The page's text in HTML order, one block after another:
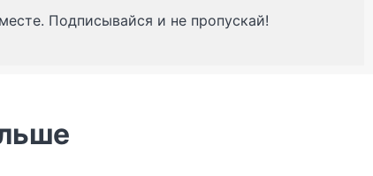
Подписывайся и не пропускай!